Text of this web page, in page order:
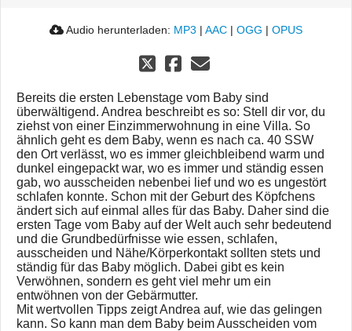
Audio herunterladen: MP3 | AAC | OGG | OPUS
Bereits die ersten Lebenstage vom Baby sind
überwältigend. Andrea beschreibt es so: Stell dir vor, du
ziehst von einer Einzimmerwohnung in eine Villa. So
ähnlich geht es dem Baby, wenn es nach ca. 40 SSW
den Ort verlässt, wo es immer gleichbleibend warm und
dunkel eingepackt war, wo es immer und ständig essen
gab, wo ausscheiden nebenbei lief und wo es ungestört
schlafen konnte. Schon mit der Geburt des Köpfchens
ändert sich auf einmal alles für das Baby. Daher sind die
ersten Tage vom Baby auf der Welt auch sehr bedeutend
und die Grundbedürfnisse wie essen, schlafen,
ausscheiden und Nähe/Körperkontakt sollten stets und
ständig für das Baby möglich. Dabei gibt es kein
Verwöhnen, sondern es geht viel mehr um ein
entwöhnen von der Gebärmutter.
Mit wertvollen Tipps zeigt Andrea auf, wie das gelingen
kann. So kann man dem Baby beim Ausscheiden vom